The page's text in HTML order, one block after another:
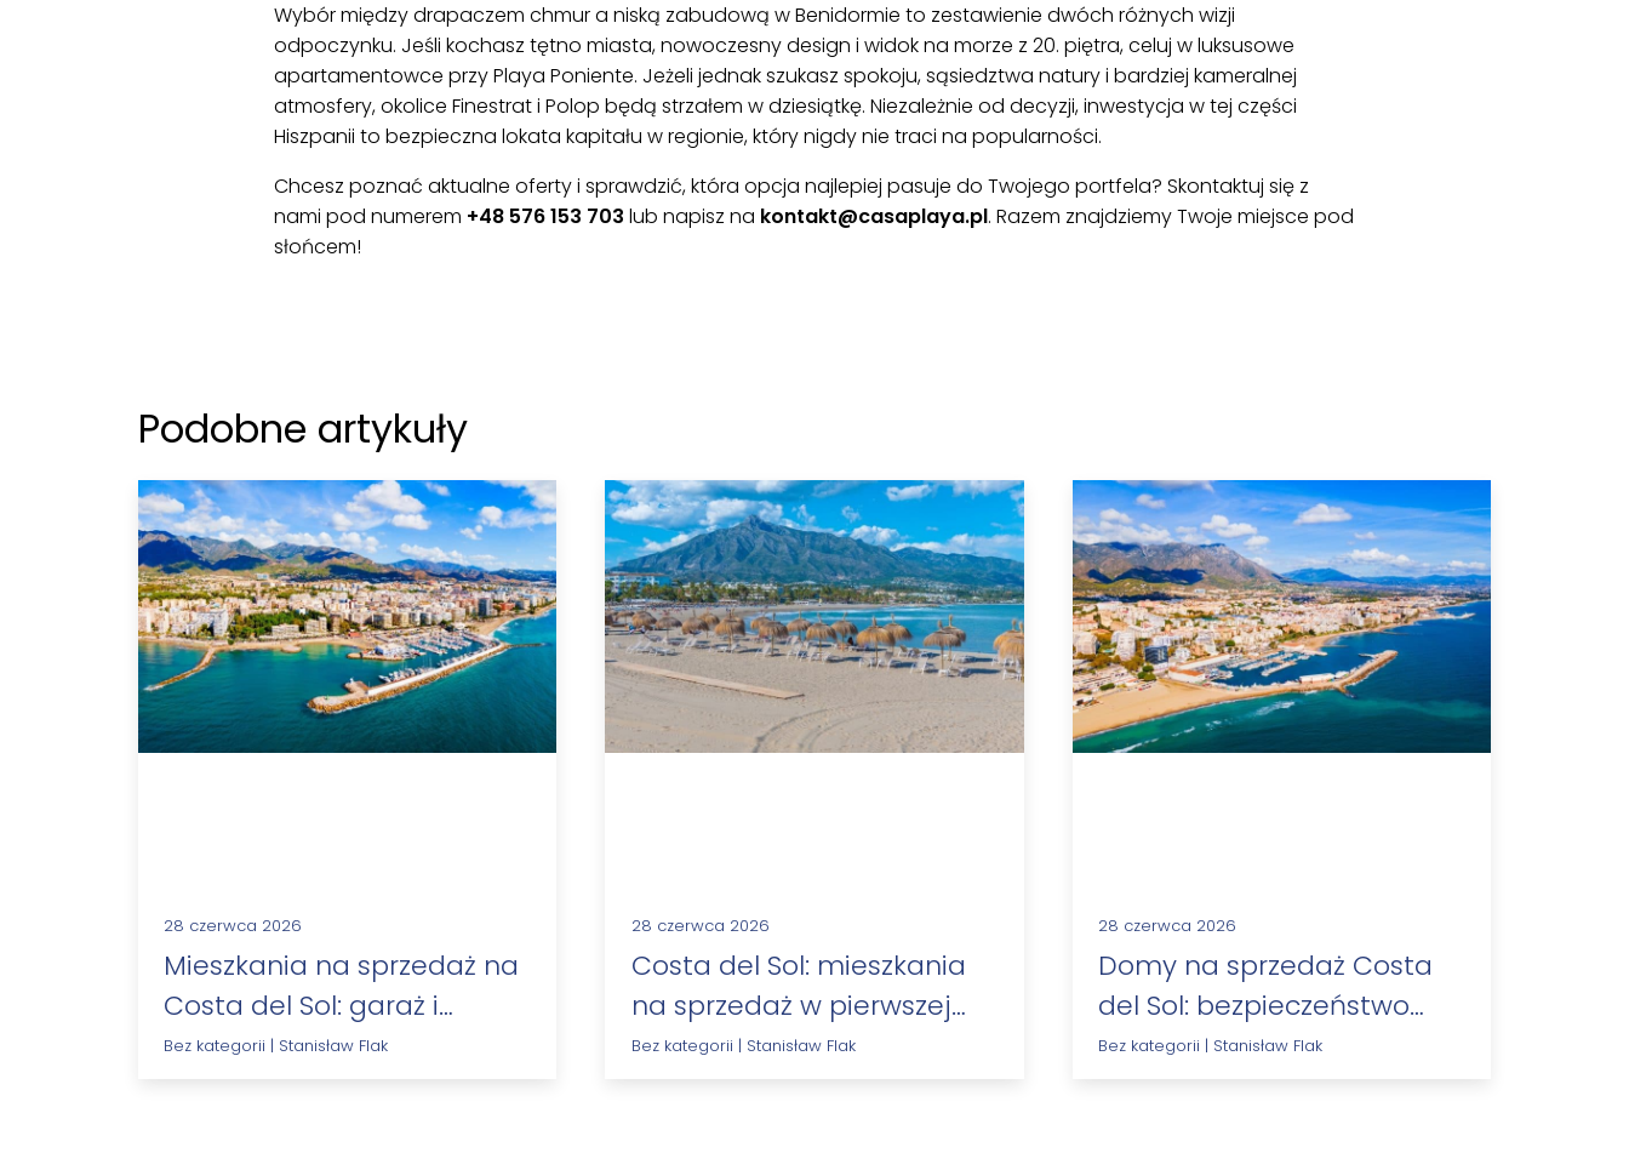
Wybór między drapaczem chmur a niską zabudową w Benidormie to zestawienie dwóch różnych wizji
odpoczynku. Jeśli kochasz tętno miasta, nowoczesny design i widok na morze z 20. piętra, celuj w luksusowe
apartamentowce przy Playa Poniente. Jeżeli jednak szukasz spokoju, sąsiedztwa natury i bardziej kameralnej
atmosfery, okolice Finestrat i Polop będą strzałem w dziesiątkę. Niezależnie od decyzji, inwestycja w tej części
Hiszpanii to bezpieczna lokata kapitału w regionie, który nigdy nie traci na popularności.
Chcesz poznać aktualne oferty i sprawdzić, która opcja najlepiej pasuje do Twojego portfela? Skontaktuj się z
nami pod numerem +48 576 153 703 lub napisz na kontakt@casaplaya.pl. Razem znajdziemy Twoje miejsce pod
słońcem!
Podobne artykuły
28 czerwca 2026
Mieszkania na sprzedaż na
Costa del Sol: garaż i
komórka lokatorska –…
Bez kategorii | Stanisław Flak
28 czerwca 2026
Costa del Sol: mieszkania
na sprzedaż w pierwszej
linii brzegowej –…
Bez kategorii | Stanisław Flak
28 czerwca 2026
Domy na sprzedaż Costa
del Sol: bezpieczeństwo
osiedli i systemy kontroli…
Bez kategorii | Stanisław Flak